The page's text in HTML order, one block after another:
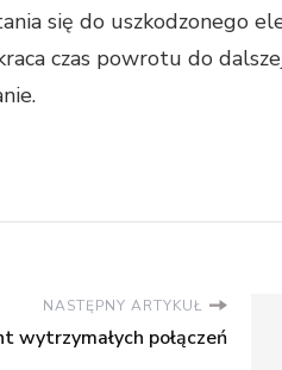
się do uszkodzonego
czas powrotu do
NASTĘPNY ARTYKUŁ
wytrzymałych połączeń